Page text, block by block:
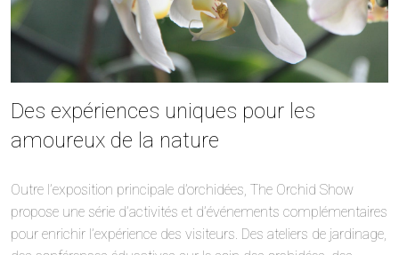
Des expériences uniques pour les
amoureux de la nature
Outre l’exposition principale d’orchidées, The Orchid Show
propose une série d’activités et d’événements complémentaires
pour enrichir l’expérience des visiteurs. Des ateliers de jardinage,